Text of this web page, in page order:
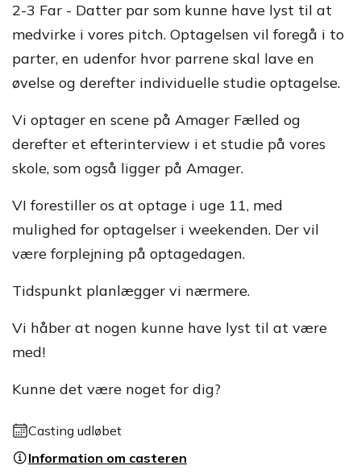
2-3 Far - Datter par som kunne have lyst til at
medvirke i vores pitch. Optagelsen vil foregå i to
parter, en udenfor hvor parrene skal lave en
øvelse og derefter individuelle studie optagelse.
Vi optager en scene på Amager Fælled og
derefter et efterinterview i et studie på vores
skole, som også ligger på Amager.
VI forestiller os at optage i uge 11, med
mulighed for optagelser i weekenden. Der vil
være forplejning på optagedagen.
Tidspunkt planlægger vi nærmere.
Vi håber at nogen kunne have lyst til at være
med!
Kunne det være noget for dig?
Casting udløbet
Information om casteren